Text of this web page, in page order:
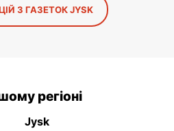
З ГАЗЕТОК JYSK
регіоні
Jysk